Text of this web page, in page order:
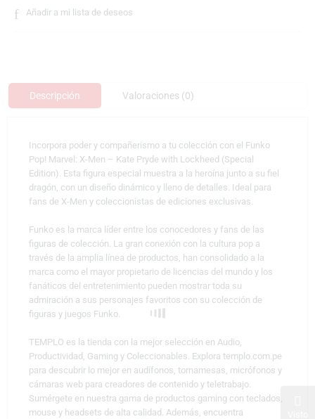
Añadir a mi lista de deseos
Descripción Valoraciones (0)
Incorpora poder y compañerismo a tu colección con el Funko
Pop! Marvel: X-Men – Kate Pryde with Lockheed (Special
Edition). Esta figura especial muestra a la heroína junto a su fiel
dragón, con un diseño dinámico y lleno de detalles. Ideal para
fans de X-Men y coleccionistas de ediciones exclusivas.
Funko es la marca líder entre los conocedores y fans de las
figuras de colección. La gran conexión con la cultura pop a
través de la amplia línea de productos, han consolidado a la
marca como el mayor propietario de licencias del mundo y los
fanáticos del entretenimiento pueden mostrar toda su
admiración a sus personajes favoritos con su colección de
figuras y juegos Funko.
TEMPLO es la tienda con la mejor selección en Audio,
Productividad, Gaming y Coleccionables. Explora templo.com.pe
para descubrir lo mejor en audífonos, tornamesas, micrófonos y
cámaras web para creadores de contenido y teletrabajo.
Sumérgete en nuestra gama de productos gaming con teclados,
mouse y headsets de alta calidad. Además, encuentra